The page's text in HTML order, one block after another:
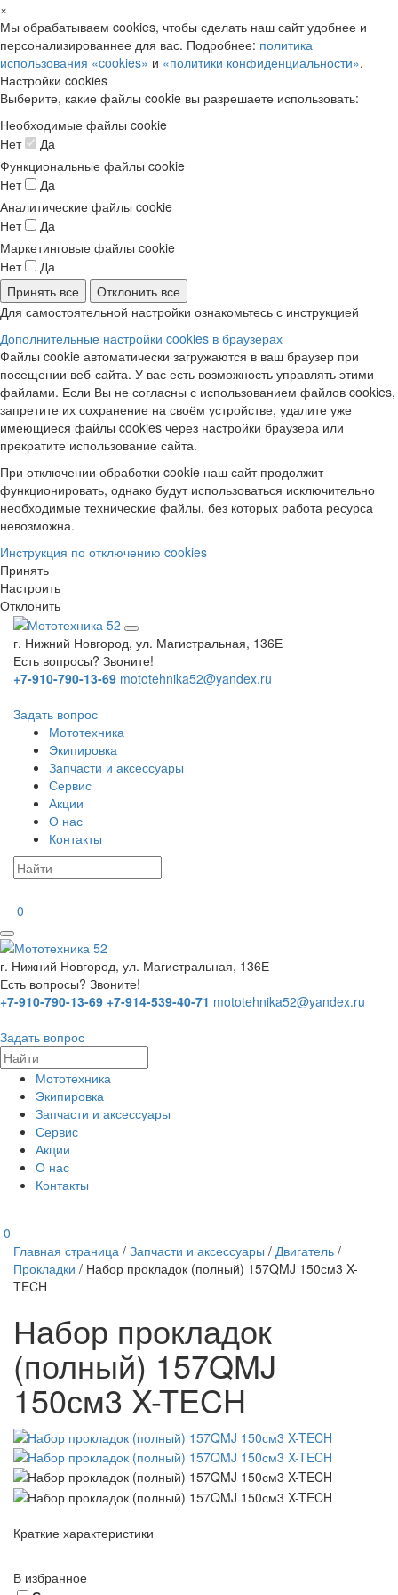
×
Мы обрабатываем cookies, чтобы сделать наш сайт удобнее и
персонализированнее для вас. Подробнее: политика
использования «cookies» и «политики конфиденциальности».
Настройки cookies
Выберите, какие файлы cookie вы разрешаете использовать:
Необходимые файлы cookie
Нет
Да
Функциональные файлы cookie
Нет
Да
Аналитические файлы cookie
Нет
Да
Маркетинговые файлы cookie
Нет
Да
Принять все
Отклонить все
Для самостоятельной настройки ознакомьтесь с инструкцией
Дополнительные настройки cookies в браузерах
Файлы cookie автоматически загружаются в ваш браузер при
посещении веб-сайта. У вас есть возможность управлять этими
файлами. Если Вы не согласны с использованием файлов cookies,
запретите их сохранение на своём устройстве, удалите уже
имеющиеся файлы cookies через настройки браузера или
прекратите использование сайта.
При отключении обработки cookie наш сайт продолжит
функционировать, однако будут использоваться исключительно
необходимые технические файлы, без которых работа ресурса
невозможна.
Инструкция по отключению cookies
Принять
Настроить
Отклонить
г. Нижний Новгород, ул. Магистральная, 136Е
Есть вопросы? Звоните!
+7-910-790-13-69 mototehnika52@yandex.ru
Задать вопрос
Мототехника
Экипировка
Запчасти и аксессуары
Сервис
Акции
О нас
Контакты
0
г. Нижний Новгород, ул. Магистральная, 136Е
Есть вопросы? Звоните!
+7-910-790-13-69 +7-914-539-40-71 mototehnika52@yandex.ru
Задать вопрос
Мототехника
Экипировка
Запчасти и аксессуары
Сервис
Акции
О нас
Контакты
0
Главная страница / Запчасти и аксессуары / Двигатель /
Прокладки / Набор прокладок (полный) 157QMJ 150см3 X-
TECH
Набор прокладок
(полный) 157QMJ
150см3 X-TECH
Краткие характеристики
В избранное